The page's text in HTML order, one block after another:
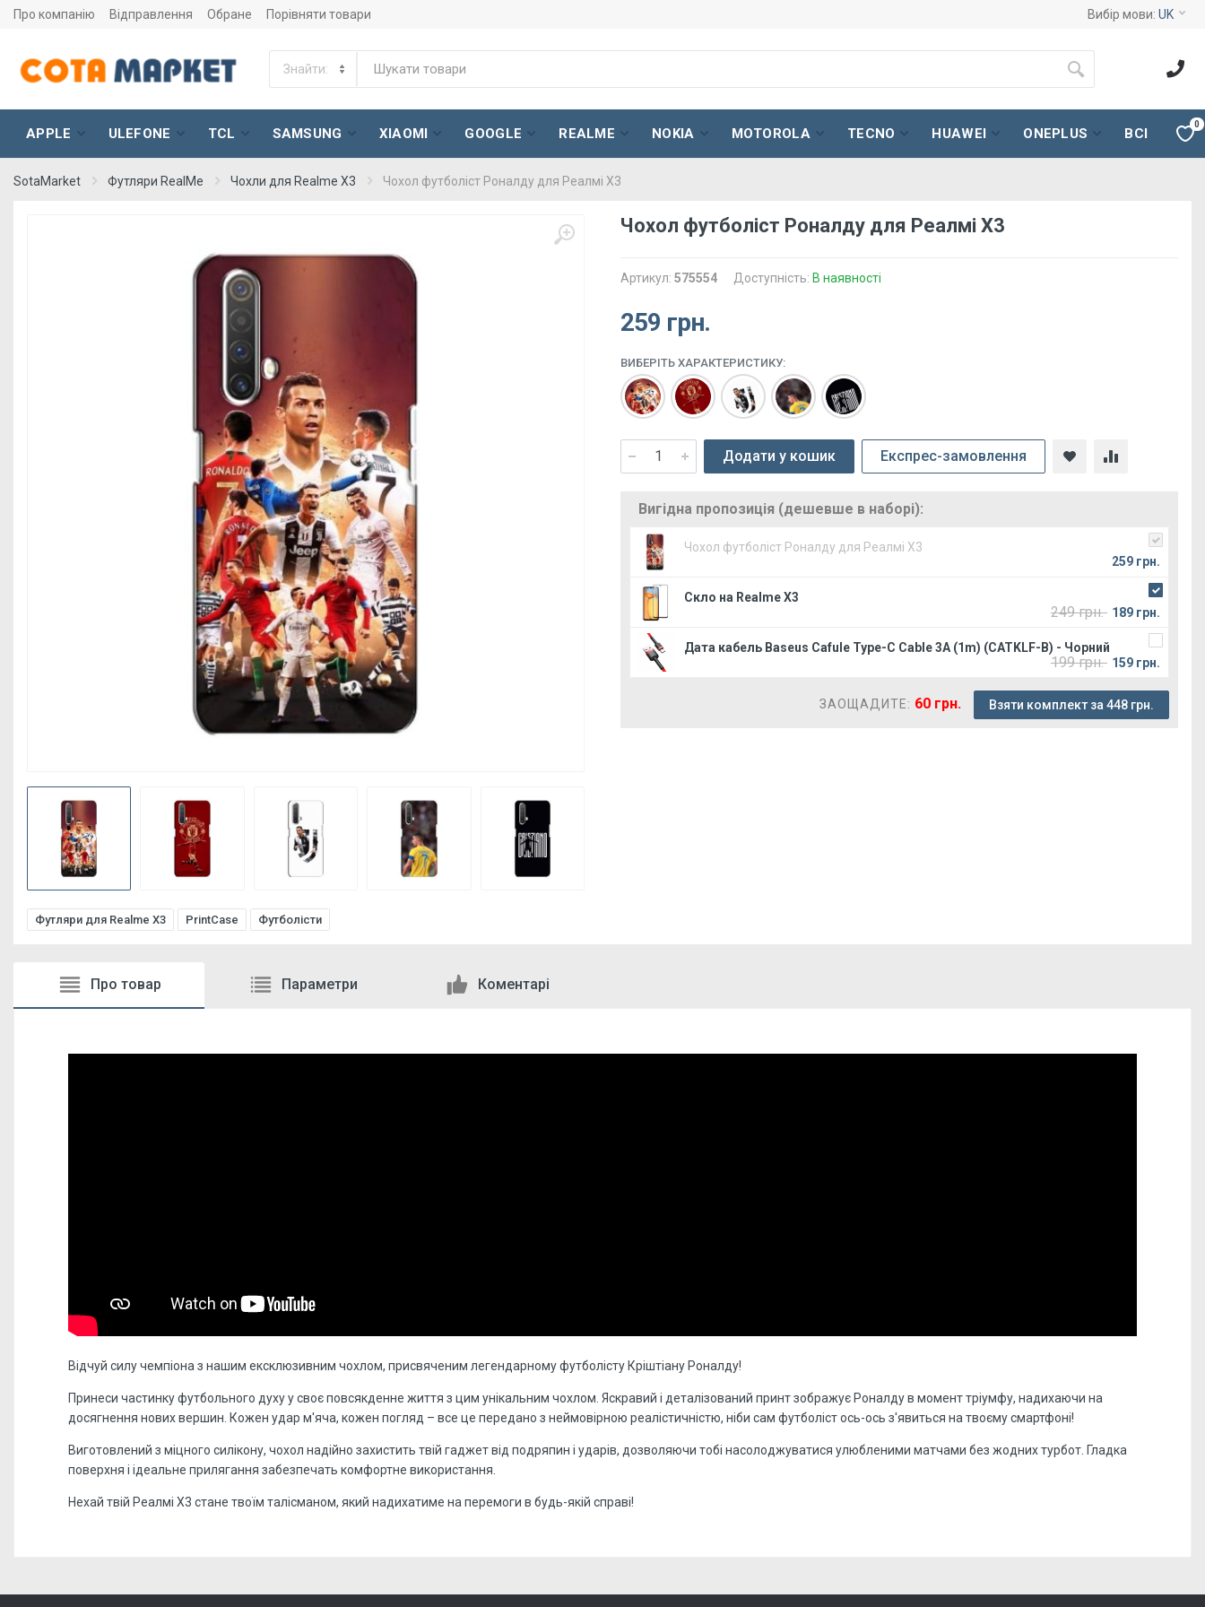
Про компанію Відправлення Обране Порівняти товари Вибір мови: UK
APPLE ULEFONE TCL SAMSUNG XIAOMI GOOGLE REALME NOKIA MOTOROLA TECNO HUAWEI ONEPLUS ВСІ
0
SotaMarket Футляри RealMe Чохли для Realme X3 Чохол футболіст Роналду для Реалмі Х3
Чохол футболіст Роналду для Реалмі Х3
Артикул: 575554 Доступність: В наявності
259 грн.
ВИБЕРІТЬ ХАРАКТЕРИСТИКУ:
Додати у кошик Експрес-замовлення
Вигідна пропозиція (дешевше в наборі):
Чохол футболіст Роналду для Реалмі Х3
259 грн.
Скло на Realme X3
249 грн. 189 грн.
Дата кабель Baseus Cafule Type-C Cable 3A (1m) (CATKLF-B) - Чорний
199 грн. 159 грн.
ЗАОЩАДИТЕ: 60 грн. Взяти комплект за 448 грн.
Футляри для Realme X3 PrintCase Футболісти
Про товар Параметри Коментарі
Відчуй силу чемпіона з нашим ексклюзивним чохлом, присвяченим легендарному футболісту Кріштіану Роналду!
Принеси частинку футбольного духу у своє повсякденне життя з цим унікальним чохлом. Яскравий і деталізований принт зображує Роналду в момент тріумфу, надихаючи на
досягнення нових вершин. Кожен удар м'яча, кожен погляд – все це передано з неймовірною реалістичністю, ніби сам футболіст ось-ось з'явиться на твоєму смартфоні!
Виготовлений з міцного силікону, чохол надійно захистить твій гаджет від подряпин і ударів, дозволяючи тобі насолоджуватися улюбленими матчами без жодних турбот. Гладка
поверхня і ідеальне прилягання забезпечать комфортне використання.
Нехай твій Реалмі Х3 стане твоїм талісманом, який надихатиме на перемоги в будь-якій справі!